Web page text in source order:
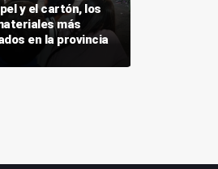
y el cartón, los
más
en la provincia